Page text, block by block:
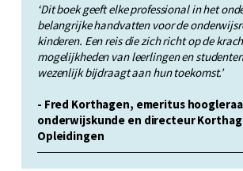
‘Dit boek geeft elke professional in het
belangrijke handvatten voor de
kinderen. Een reis die zich richt op de
mogelijkheden van leerlingen en
wezenlijk bijdraagt aan hun toekomst.’
- Fred Korthagen, emeritus
onderwijskunde en directeur
Opleidingen